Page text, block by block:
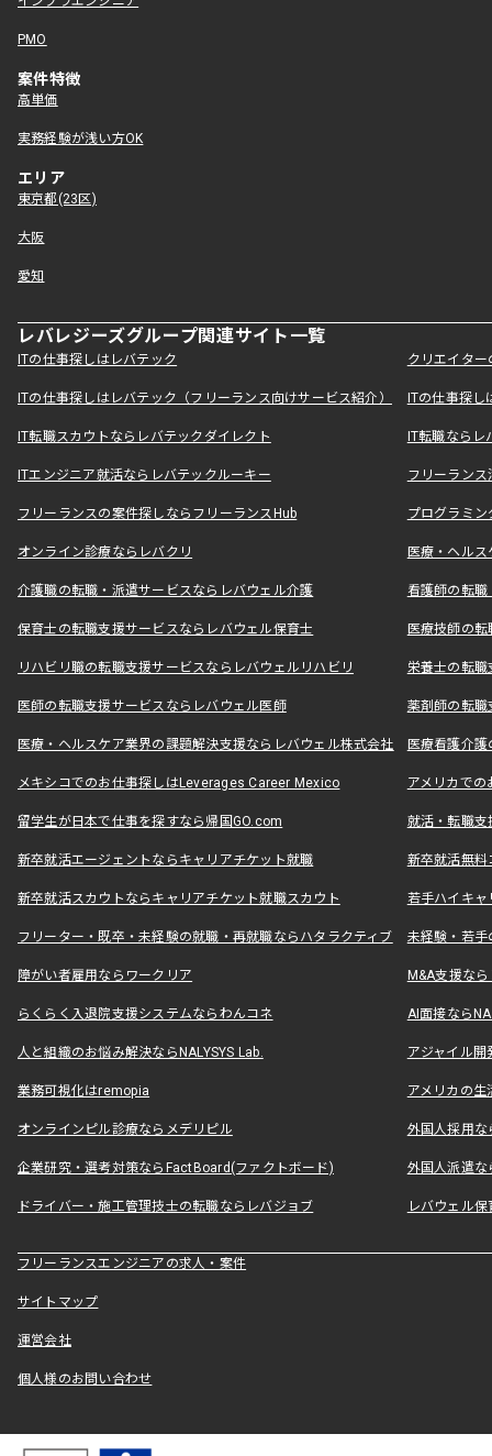
PMO
案件特徴
高単価
実務経験が浅い方OK
エリア
東京都(23区)
大阪
愛知
レバレジーズグループ関連サイト一覧
ITの仕事探しはレバテック クリエイタ
ITの仕事探しはレバテック（フリーランス向けサービス紹介） ITの仕事探
IT転職スカウトならレバテックダイレクト IT転職なら
ITエンジニア就活ならレバテックルーキー フリーラン
フリーランスの案件探しならフリーランスHub プログラミ
オンライン診療ならレバクリ 医療・ヘル
介護職の転職・派遣サービスならレバウェル介護 看護師の転
保育士の転職支援サービスならレバウェル保育士 医療技師の
リハビリ職の転職支援サービスならレバウェルリハビリ 栄養士の転
医師の転職支援サービスならレバウェル医師 薬剤師の転
医療・ヘルスケア業界の課題解決支援ならレバウェル株式会社 医療看護介
メキシコでのお仕事探しはLeverages Career Mexico アメリカで
留学生が日本で仕事を探すなら帰国GO.com 就活・転職
新卒就活エージェントならキャリアチケット就職 新卒就活無料
新卒就活スカウトならキャリアチケット就職スカウト 若手ハイキ
フリーター・既卒・未経験の就職・再就職ならハタラクティブ 未経験・若手
障がい者雇用ならワークリア M&A支援な
らくらく入退院支援システムならわんコネ AI面接なら
人と組織のお悩み解決ならNALYSYS Lab. アジャイル
業務可視化はremopia アメリカの
オンラインピル診療ならメデリピル 外国人採用
企業研究・選考対策ならFactBoard(ファクトボード) 外国人派遣な
ドライバー・施工管理技士の転職ならレバジョブ レバウェル
フリーランスエンジニアの求人・案件
サイトマップ
運営会社
個人様のお問い合わせ